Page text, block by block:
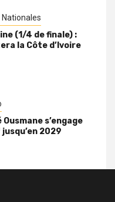
Nationales
(1/4 de finale) :
la Côte d’Ivoire
Ousmane s’engage
jusqu’en 2029